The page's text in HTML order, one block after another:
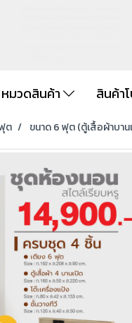
หมวดสินค้า สินค้า
ต ขนาด 6 ฟุต (ตู้เสื้อผ้าบาน